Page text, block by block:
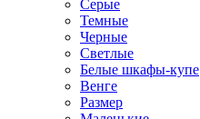
Серые
Темные
Черные
Светлые
Белые шкафы-купе
Венге
Размер